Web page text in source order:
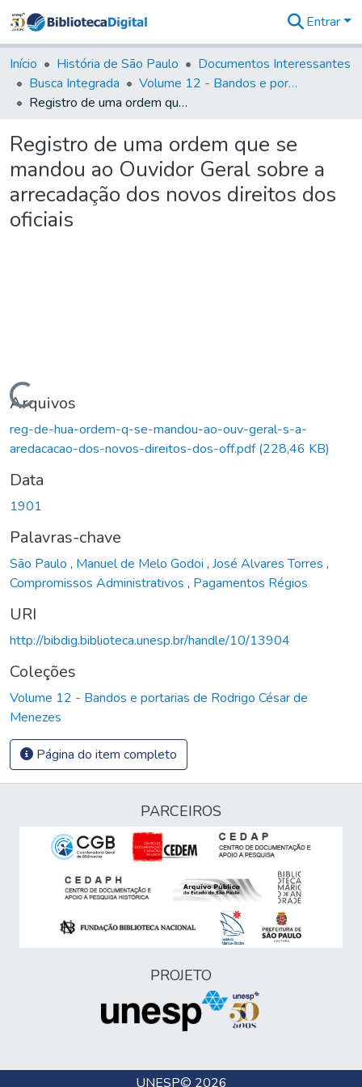
&
Coleções
Tudo na
Biblioteca
Estatísticas
Entrar
Início História de São Paulo
Documentos Interessantes
Busca Integrada
Volume 12 - Bandos e portarias de Rodrigo César de Menezes
Registro de uma ordem que se mandou ao Ouvidor Geral sobre a arrecadação dos novos direitos dos oficiais
Registro de uma ordem que se
mandou ao Ouvidor Geral sobre a
arrecadação dos novos direitos dos
oficiais
Carregando...
Arquivos
reg-de-hua-ordem-q-se-mandou-ao-ouv-geral-s-a-
aredacacao-dos-novos-direitos-dos-off.pdf(228,46 KB)
Data
1901
Palavras-chave
São Paulo , Manuel de Melo Godoi , José Alvares Torres ,
Compromissos Administrativos , Pagamentos Régios
URI
http://bibdig.biblioteca.unesp.br/handle/10/13904
Coleções
Volume 12 - Bandos e portarias de Rodrigo César de
Menezes
Página do item completo
PARCEIROS
PROJETO
UNESP© 2026